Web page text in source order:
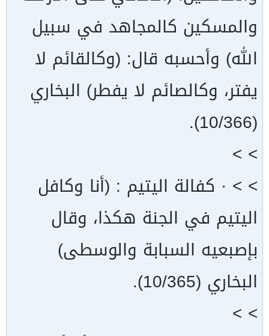
والمسكين كالمجاهد في سبيل
الله) وأحسبه قال: (وكالقائم لا
يفتر، وكالصائم لا يفطر) البخاري
(10/366).
> >
> > · كفالة اليتيم : (أنا وكافل
اليتيم في الجنة هكذا، وقال
بإصبعيه السبابة والوسطى)
البخاري (10/365).
> >